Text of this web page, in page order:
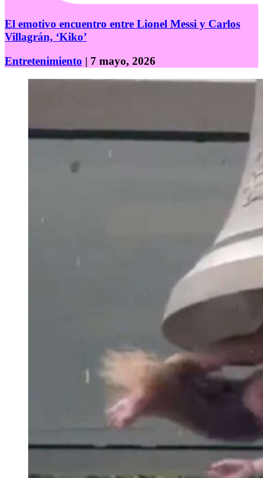
El emotivo encuentro entre Lionel Messi y Carlos
Villagrán, ‘Kiko’
Entretenimiento | 7 mayo, 2026